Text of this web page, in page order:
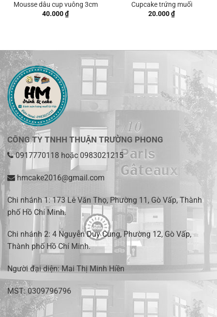
Mousse dâu cup vuông 3cm
40.000₫
Cupcake trứng muối
20.000₫
CÔNG TY TNHH THUẬN TRƯỜNG PHONG
0917770118 hoặc 0983021215
hmcake2016@gmail.com
Chi nhánh 1:173 Lê Văn Thọ, Phường 11, Gò Vấp, Thành
phố Hồ Chí Minh.
Chi nhánh 2: 4 Nguyễn Duy Cung, Phường 12, Gò Vấp,
Thành phố Hồ Chí Minh.
Người đại diện: Mai Thị Minh Hiền
MST: 0309796796